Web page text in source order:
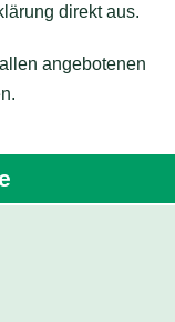
direkt aus.
angebotenen